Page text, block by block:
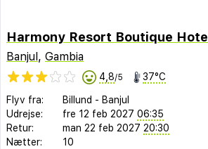
Harmony Resort Boutique Hotel
Banjul, Gambia
4,8/5 37°C
Flyv fra: Billund - Banjul
Udrejse:
fre 12 feb 2027 06:35
Retur:
man 22 feb 2027 20:30
Nætter:
10